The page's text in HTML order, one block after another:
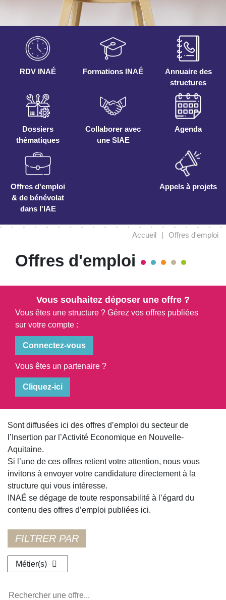
RDV INAÉ Formations INAÉ
Annuaire des
structures
Dossiers
thématiques
Collaborer avec
une SIAE
Agenda
Offres d'emploi
& de bénévolat
dans l'IAE
Appels à projets
Accueil | Offres d'emploi
Offres d'emploi
Vous souhaitez déposer une offre ?
Vous êtes une structure ? Gérez vos offres publiées
sur votre compte :
Connectez-vous
Vous êtes un partenaire ?
Cliquez-ici
Sont diffusées ici des offres d’emploi du secteur de
l’Insertion par l’Activité Economique en Nouvelle-
Aquitaine.
Si l’une de ces offres retient votre attention, nous vous
invitons à envoyer votre candidature directement à la
structure qui vous intéresse.
INAÉ se dégage de toute responsabilité à l’égard du
contenu des offres d’emploi publiées ici.
Métier(s)